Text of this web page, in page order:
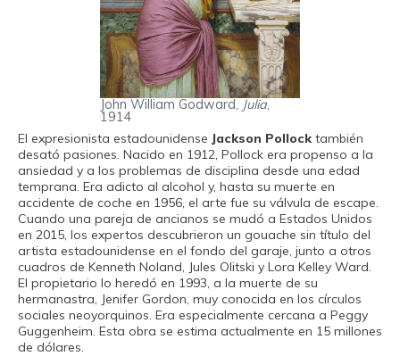
John William Godward, Julia,
1914
El expresionista estadounidense Jackson Pollocktambién
desató pasiones. Nacido en 1912, Pollock era propenso a la
ansiedad y a los problemas de disciplina desde una edad
temprana. Era adicto al alcohol y, hasta su muerte en
accidente de coche en 1956, el arte fue su válvula de escape.
Cuando una pareja de ancianos se mudó a Estados Unidos
en 2015, los expertos descubrieron un gouache sin título del
artista estadounidense en el fondo del garaje, junto a otros
cuadros de Kenneth Noland, Jules Olitski y Lora Kelley Ward.
El propietario lo heredó en 1993, a la muerte de su
hermanastra, Jenifer Gordon, muy conocida en los círculos
sociales neoyorquinos. Era especialmente cercana a Peggy
Guggenheim. Esta obra se estima actualmente en 15 millones
de dólares.